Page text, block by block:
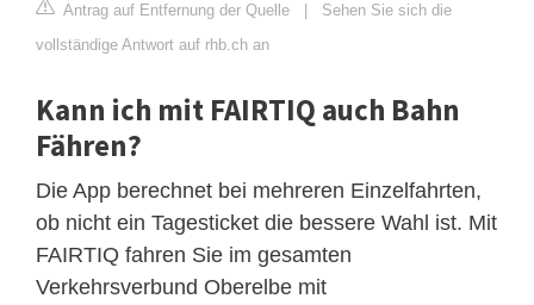
Antrag auf Entfernung der Quelle | Sehen Sie sich die
vollständige Antwort auf rhb.ch an
Kann ich mit FAIRTIQ auch Bahn
Fähren?
Die App berechnet bei mehreren Einzelfahrten,
ob nicht ein Tagesticket die bessere Wahl ist. Mit
FAIRTIQ fahren Sie im gesamten
Verkehrsverbund Oberelbe mit